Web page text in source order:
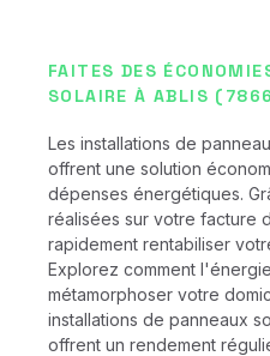
FAITES DES
SOLAIRE À ABLIS
Les installations de
offrent une solution
dépenses énergétiques.
réalisées sur votre facture
rapidement rentabiliser
Explorez comment
métamorphoser votre
installations de panneaux
offrent un rendement